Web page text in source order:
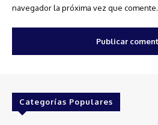
navegador la próxima vez que comente.
Categorías Populares